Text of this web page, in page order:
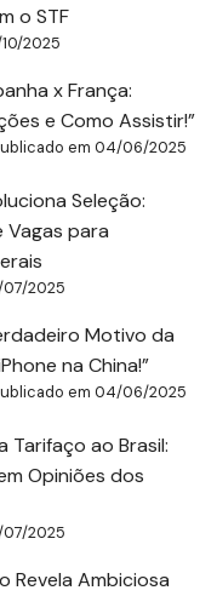
o STF
2025
x França:
e Como Assistir!”
em 04/06/2025
Seleção:
Vagas para
07/2025
Motivo da
na China!”
em 04/06/2025
Tarifaço ao Brasil:
Opiniões dos
07/2025
Revela Ambiciosa